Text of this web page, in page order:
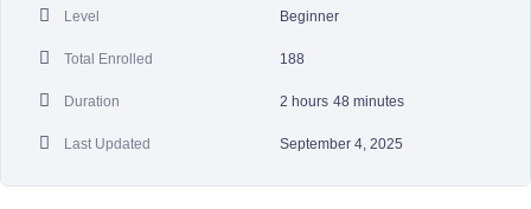
Level Beginner
Total Enrolled 188
Duration 2 hours 48 minutes
Last Updated September 4, 2025